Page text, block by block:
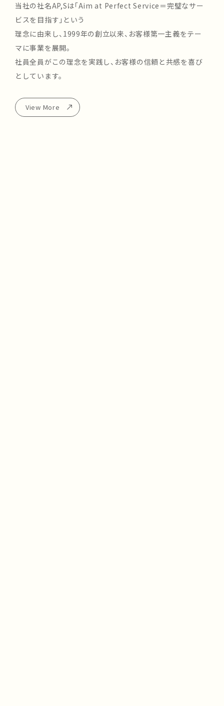
当社の社名AP,Sは「Aim at Perfect Service＝完璧なサー
ビスを目指す」という
理念に由来し、1999年の創立以来、お客様第一主義をテー
マに事業を展開。
社員全員がこの理念を実践し、お客様の信頼と共感を喜び
としています。
View More